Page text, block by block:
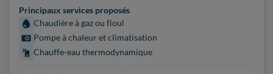
Principaux services proposés
Chaudière à gaz ou fioul
Pompe à chaleur et climatisation
Chauffe-eau thermodynamique